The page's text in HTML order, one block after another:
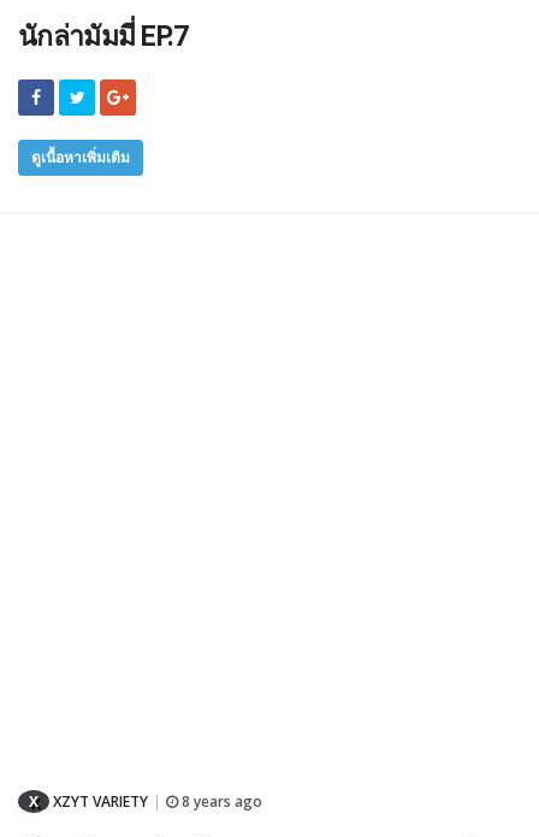
นักล่ามัมมี่ EP.7
ดูเนื้อหาเพิ่มเติม
X XZYT VARIETY 8 years ago